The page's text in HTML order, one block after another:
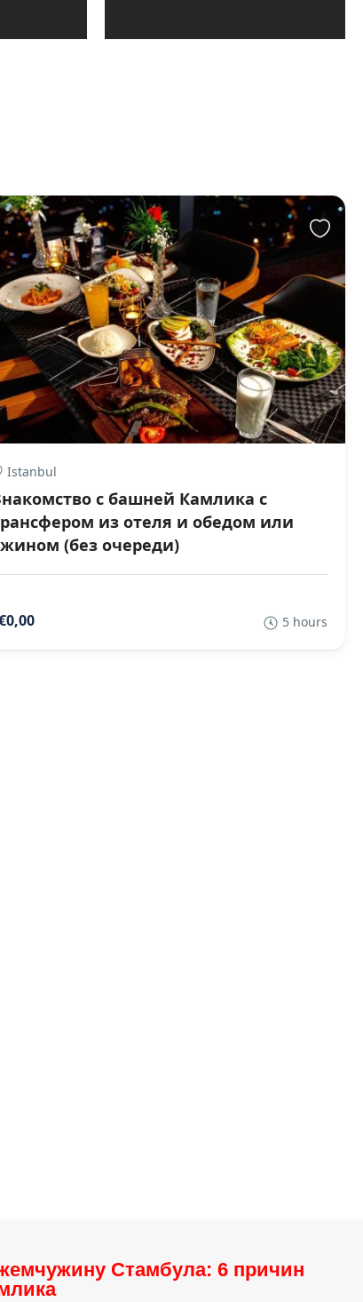
Istanbul
с башней Камлика с
из отеля и обедом или
(без очереди)
5 hours
Стамбула: 6 причин